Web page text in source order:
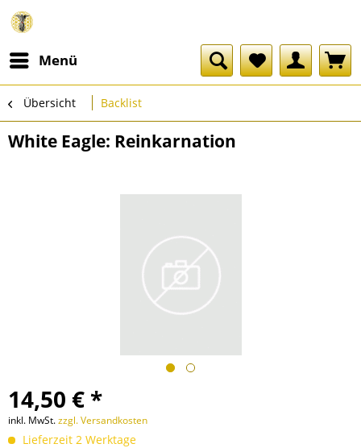
Menü
Übersicht Backlist
White Eagle: Reinkarnation
14,50 € *
inkl. MwSt.zzgl. Versandkosten
Lieferzeit 2 Werktage